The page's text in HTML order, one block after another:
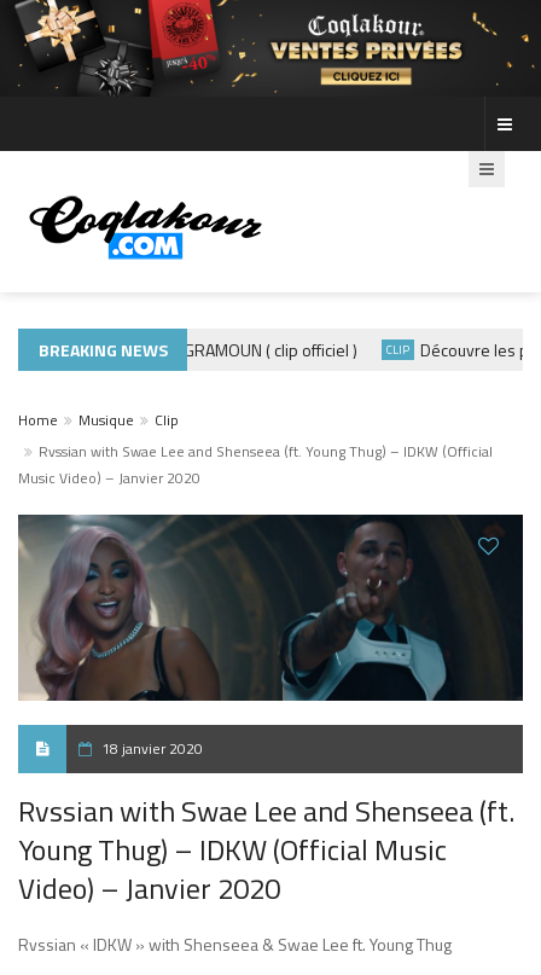
BREAKING NEWS
ACTUALITÉS ADE440 – GRAMOUN ( clip officiel ) CLIP Découvre les photos
Home Musique
Clip
Rvssian with Swae Lee and Shenseea (ft. Young Thug) – IDKW (Official
Music Video) – Janvier 2020
18 janvier 2020
Rvssian with Swae Lee and Shenseea (ft.
Young Thug) – IDKW (Official Music
Video) – Janvier 2020
Rvssian « IDKW » with Shenseea & Swae Lee ft. Young Thug